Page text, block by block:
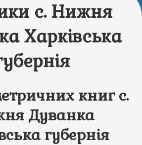
с. Нижня
Харківська
книг с.
Дуванка
губернія